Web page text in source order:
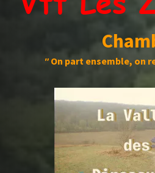
" On part ensemble, on